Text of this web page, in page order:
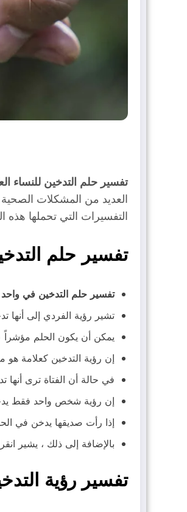
تفسير حلم التدخين للنساء
العديد من المشكلات
التفسيرات التي تحملها
تفسير حلم
تفسير حلم التدخين في واحد
تشير رؤية الفردي إلى أنها
يمكن أن يكون الحلم مؤشراً
إن رؤية التدخين كعلامة
في حالة أن الفتاة ترى
إن رؤية شخص واحد فقط
إذا رأت صديقها يدخن في
بالإضافة إلى ذلك ، يشير
تفسير رؤية